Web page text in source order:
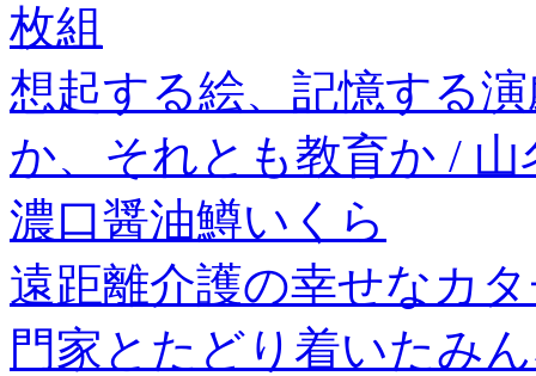
枚組
想起する絵、記憶する
か、それとも教育か / 山
濃口醤油鱒いくら
遠距離介護の幸せなカ
門家とたどり着いたみ